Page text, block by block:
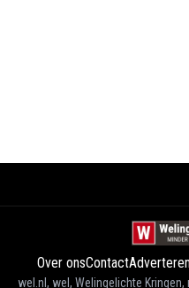
Over onsContact
wel.nl, wel, Welingelichte